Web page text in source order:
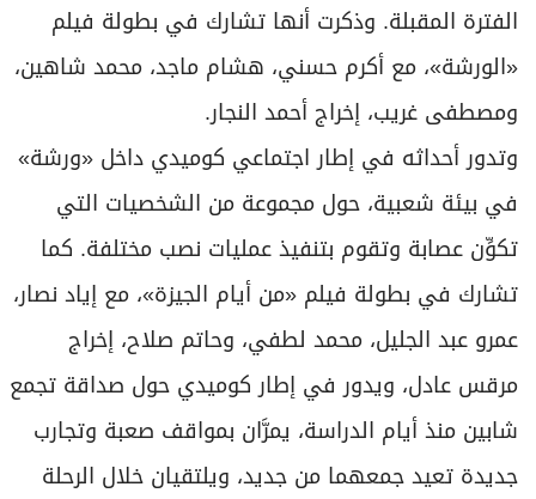
مواقيت الصلاة
الأحوال الجوية
الفترة المقبلة. وذكرت أنها تشارك في بطولة فيلم
«الورشة»، مع أكرم حسني، هشام ماجد، محمد شاهين،
ومصطفى غريب، إخراج أحمد النجار.
وتدور أحداثه في إطار اجتماعي كوميدي داخل «ورشة»
في بيئة شعبية، حول مجموعة من الشخصيات التي
تكوِّن عصابة وتقوم بتنفيذ عمليات نصب مختلفة. كما
تشارك في بطولة فيلم «من أيام الجيزة»، مع إياد نصار،
عمرو عبد الجليل، محمد لطفي، وحاتم صلاح، إخراج
مرقس عادل، ويدور في إطار كوميدي حول صداقة تجمع
شابين منذ أيام الدراسة، يمرَّان بمواقف صعبة وتجارب
جديدة تعيد جمعهما من جديد، ويلتقيان خلال الرحلة